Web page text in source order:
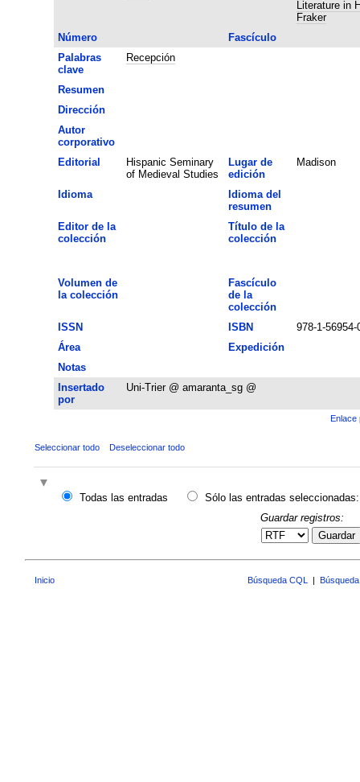
Literature in
Fraker
Número
Fascículo
Palabras
clave
Recepción
Resumen
Dirección
Autor
corporativo
Editorial
Hispanic Seminary
of Medieval Studies
Lugar de
edición
Madison
Idioma
Idioma del
resumen
Editor de la
colección
Título de la
colección
Volumen de
la colección
Fascículo
de la
colección
ISSN
ISBN
978-1-56954-
Área
Expedición
Notas
Insertado
por
Uni-Trier @ amaranta_sg @
Enlace
Seleccionar todo Deseleccionar todo
Todas las entradas
Sólo las entradas seleccionadas:
Guardar registros:
Guardar
Inicio Búsqueda CQL